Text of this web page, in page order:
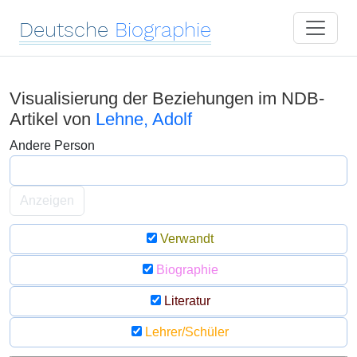
Deutsche Biographie
Visualisierung der Beziehungen im NDB-
Artikel von Lehne, Adolf
Andere Person
Anzeigen
Verwandt
Biographie
Literatur
Lehrer/Schüler